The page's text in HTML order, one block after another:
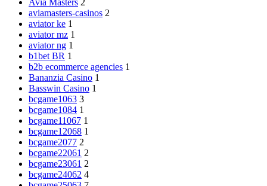
Avia Masters 2
aviamasters-casinos 2
aviator ke 1
aviator mz 1
aviator ng 1
b1bet BR 1
b2b ecommerce agencies 1
Bananzia Casino 1
Basswin Casino 1
bcgame1063 3
bcgame1084 1
bcgame11067 1
bcgame12068 1
bcgame2077 2
bcgame22061 2
bcgame23061 2
bcgame24062 4